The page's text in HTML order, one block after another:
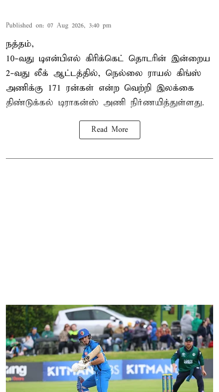
Published on: 07 Aug 2026, 3:40 pm
நத்தம்,
10-வது டிஎன்பிஎல் கிரிக்கெட் தொடரின் இன்றைய
2-வது லீக் ஆட்டத்தில், நெல்லை ராயல் கிங்ஸ்
அணிக்கு 171 ரன்கள் என்ற வெற்றி இலக்கை
திண்டுக்கல் டிராகன்ஸ் அணி நிர்ணயித்துள்ளது.
Read More